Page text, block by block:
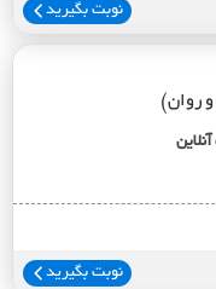
نوبت بگیرید
روان)
نوبت بگیرید